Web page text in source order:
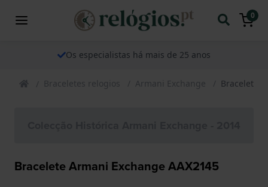
0
Os especialistas há mais de 25 anos
Braceletes relogios Armani Exchange Bracelete
Bracelete Armani Exchange AAX2145